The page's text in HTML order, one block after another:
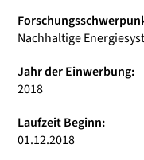
Nachhaltige
Jahr der Einwerbung:
2018
Laufzeit Beginn:
01.12.2018